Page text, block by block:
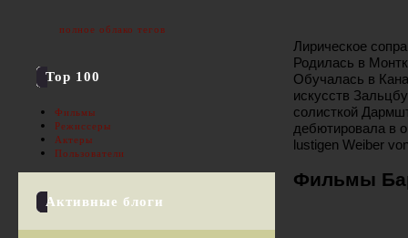
Лирическое
Родилась в
Обучалась в
искусств
солисткой
дебютировала в
lustigen Weiber
Фильмы
полное облако тегов
Top 100
Фильмы
Режиссеры
Актеры
Пользователи
Активные блоги